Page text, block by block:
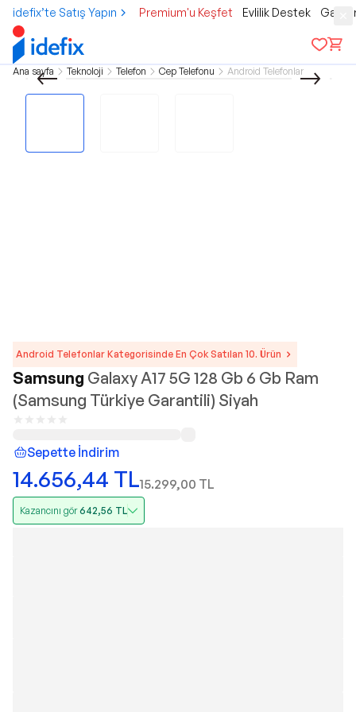
idefix’te Satış Yapın Premium'u Keşfet Evlilik Destek
Ana sayfa Teknoloji Telefon Cep Telefonu Android Telefonlar
Android Telefonlar Kategorisinde En Çok Satılan 10. Ürün
Samsung Galaxy A17 5G 128 Gb 6 Gb Ram
(Samsung Türkiye Garantili) Siyah
Sepette İndirim
14.656,44 TL15.299,00 TL
Kazancını gör642,56 TL